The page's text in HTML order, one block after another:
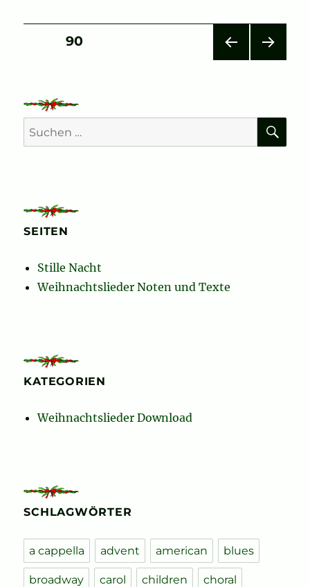
Seitennummerierung
Beiträge
E
SEITE90
Suchen
nach:
SEITEN
Stille Nacht
Weihnachtslieder Noten und Texte
KATEGORIEN
Weihnachtslieder Download
SCHLAGWÖRTER
a cappella advent american blues
broadway carol children choral